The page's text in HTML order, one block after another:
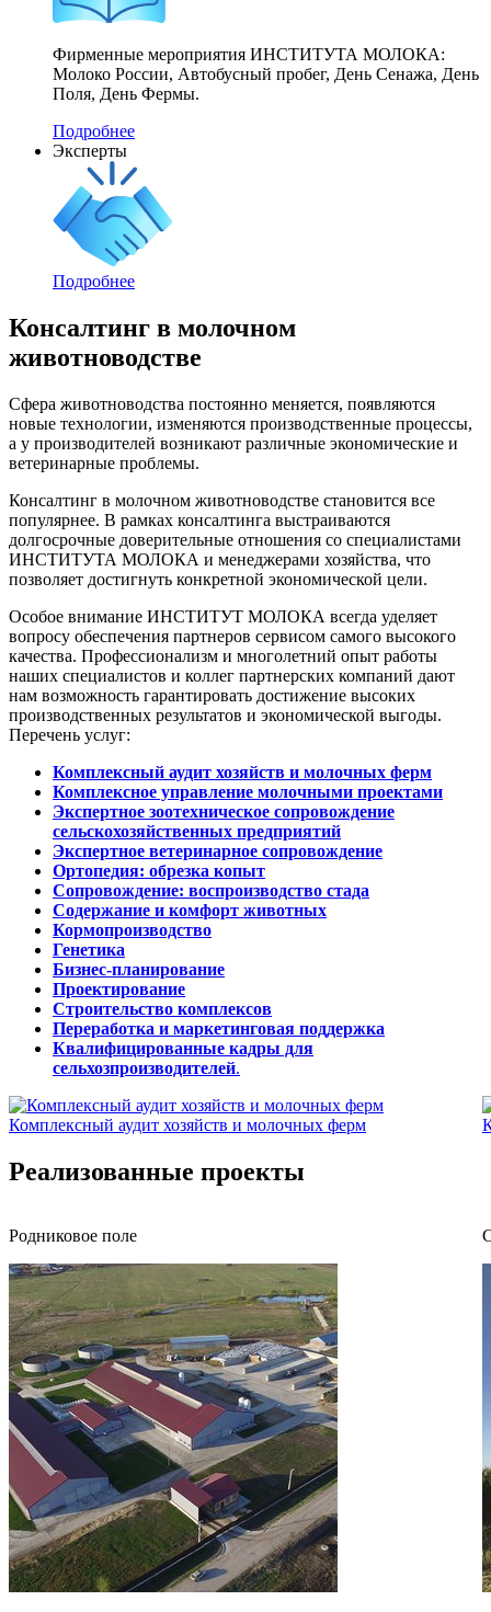
Фирменные мероприятия ИНСТИТУТА МОЛОКА:
Молоко России, Автобусный пробег, День Сенажа, День
Поля, День Фермы.
Подробнее
Эксперты
Подробнее
Консалтинг в молочном
животноводстве
Сфера животноводства постоянно меняется, появляются
новые технологии, изменяются производственные процессы,
а у производителей возникают различные экономические и
ветеринарные проблемы.
Консалтинг в молочном животноводстве становится все
популярнее. В рамках консалтинга выстраиваются
долгосрочные доверительные отношения со специалистами
ИНСТИТУТА МОЛОКА и менеджерами хозяйства, что
позволяет достигнуть конкретной экономической цели.
Особое внимание ИНСТИТУТ МОЛОКА всегда уделяет
вопросу обеспечения партнеров сервисом самого высокого
качества. Профессионализм и многолетний опыт работы
наших специалистов и коллег партнерских компаний дают
нам возможность гарантировать достижение высоких
производственных результатов и экономической выгоды.
Перечень услуг:
Комплексный аудит хозяйств и молочных ферм
Комплексное управление молочными проектами
Экспертное зоотехническое сопровождение
сельскохозяйственных предприятий
Экспертное ветеринарное сопровождение
Ортопедия: обрезка копыт
Сопровождение: воспроизводство стада
Содержание и комфорт животных
Кормопроизводство
Генетика
Бизнес-планирование
Проектирование
Строительство комплексов
Переработка и маркетинговая поддержка
Квалифицированные кадры для
сельхозпроизводителей.
Комплексный аудит хозяйств и молочных ферм
Реализованные проекты
Родниковое поле